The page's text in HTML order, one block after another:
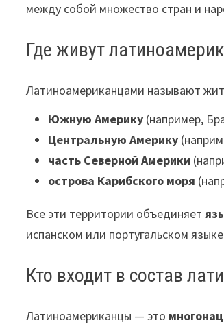
между собой множество стран и
Где живут
Латиноамериканцами называют
Южную Америку (например,
Центральную Америку
часть Северной Америки
острова Карибского моря
Все эти территории объединяет
испанском или португальском
Кто входит в состав
Латиноамериканцы — это